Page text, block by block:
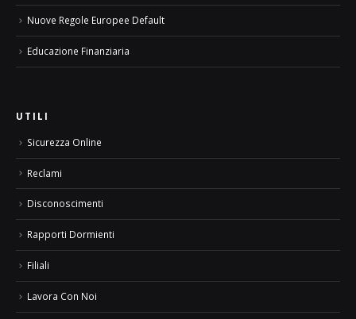
Nuove Regole Europee Default
Educazione Finanziaria
UTILI
Sicurezza Online
Reclami
Disconoscimenti
Rapporti Dormienti
Filiali
Lavora Con Noi